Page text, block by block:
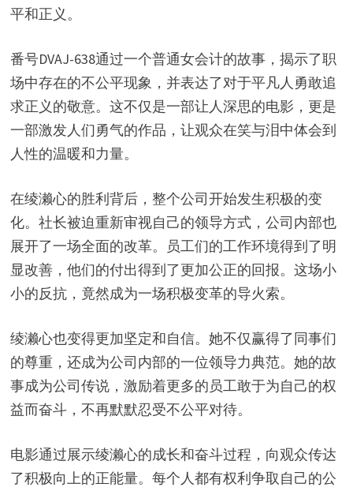
平和正义。
番号DVAJ-638通过一个普通女会计的故事，揭示了职
场中存在的不公平现象，并表达了对于平凡人勇敢追
求正义的敬意。这不仅是一部让人深思的电影，更是
一部激发人们勇气的作品，让观众在笑与泪中体会到
人性的温暖和力量。
在绫濑心的胜利背后，整个公司开始发生积极的变
化。社长被迫重新审视自己的领导方式，公司内部也
展开了一场全面的改革。员工们的工作环境得到了明
显改善，他们的付出得到了更加公正的回报。这场小
小的反抗，竟然成为一场积极变革的导火索。
绫濑心也变得更加坚定和自信。她不仅赢得了同事们
的尊重，还成为公司内部的一位领导力典范。她的故
事成为公司传说，激励着更多的员工敢于为自己的权
益而奋斗，不再默默忍受不公平对待。
电影通过展示绫濑心的成长和奋斗过程，向观众传达
了积极向上的正能量。每个人都有权利争取自己的公